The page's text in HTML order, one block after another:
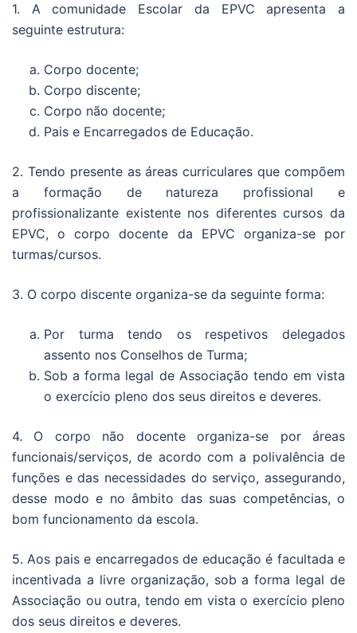
1. A comunidade Escolar da EPVC apresenta a
seguinte estrutura:
Corpo docente;
Corpo discente;
Corpo não docente;
Pais e Encarregados de Educação.
2. Tendo presente as áreas curriculares que compõem
a formação de natureza profissional e
profissionalizante existente nos diferentes cursos da
EPVC, o corpo docente da EPVC organiza-se por
turmas/cursos.
3. O corpo discente organiza-se da seguinte forma:
Por turma tendo os respetivos delegados
assento nos Conselhos de Turma;
Sob a forma legal de Associação tendo em vista
o exercício pleno dos seus direitos e deveres.
4. O corpo não docente organiza-se por áreas
funcionais/serviços, de acordo com a polivalência de
funções e das necessidades do serviço, assegurando,
desse modo e no âmbito das suas competências, o
bom funcionamento da escola.
5. Aos pais e encarregados de educação é facultada e
incentivada a livre organização, sob a forma legal de
Associação ou outra, tendo em vista o exercício pleno
dos seus direitos e deveres.